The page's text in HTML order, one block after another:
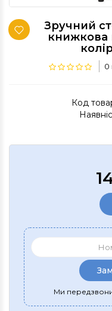
Зручний
книжкова
0
Код
Ми